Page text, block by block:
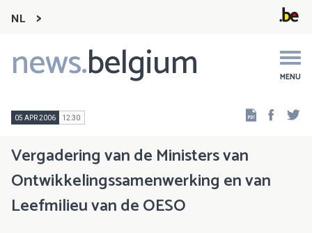
NL
news.belgium MENU
Main
navigation
05 APR 2006 12:30
Vergadering van de Ministers van
Ontwikkelingssamenwerking en van
Leefmilieu van de OESO